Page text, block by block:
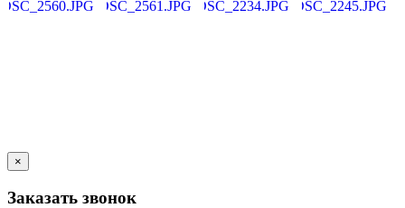
×
Заказать звонок